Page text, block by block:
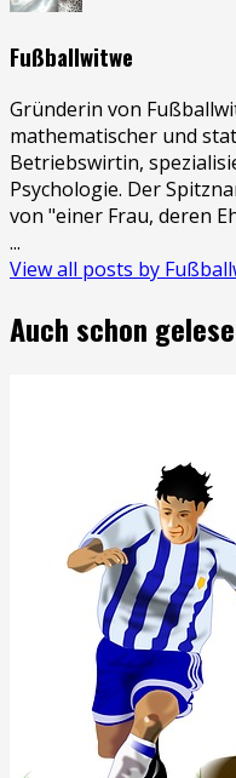
Fußballwitwe
Gründerin von
mathematischer und
Betriebswirtin,
Psychologie. Der
von "einer Frau, deren
...
View all posts by
Auch schon